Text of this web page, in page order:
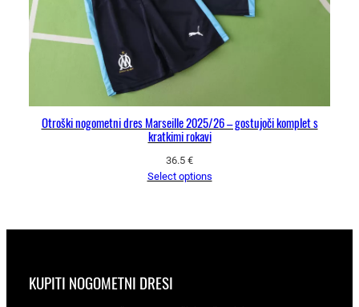
Otroški nogometni dres Marseille 2025/26 – gostujoči komplet s
kratkimi rokavi
36.5 €
Select options
KUPITI NOGOMETNI DRESI